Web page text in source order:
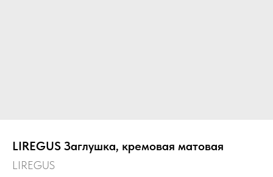
LIREGUS Заглушка, кремовая матовая
LIREGUS